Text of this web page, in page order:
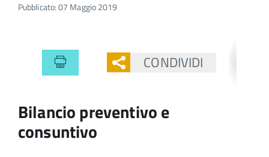
Pubblicato: 07 Maggio 2019
CONDIVIDI
Bilancio preventivo e
consuntivo